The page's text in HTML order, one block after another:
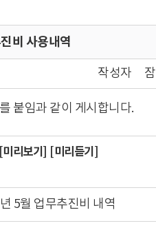
비 사용내역
작성자
붙임과 같이 게시합니다.
[미리보기]
[미리듣기]
5월 업무추진비 내역